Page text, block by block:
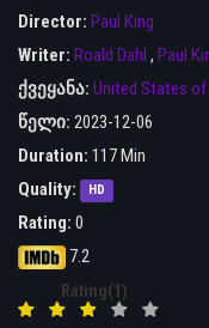
Director: Paul King
Writer: Roald Dahl , Paul
ქვეყანა: United States
წელი: 2023-12-06
Duration: 117 Min
Quality:
HD
Rating: 0
7.2
Rating(1)